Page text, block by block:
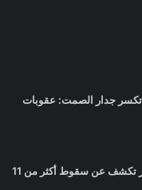
جدار الصمت: عقوبات
مجزرة في الجنوب: مصادر تكشف عن سقوط أكثر من 11